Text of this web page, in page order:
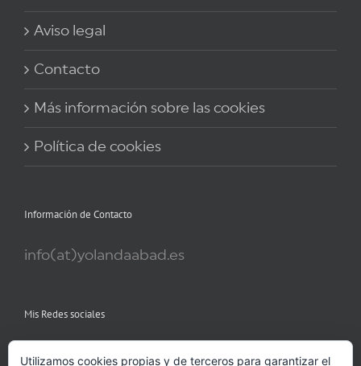
Aviso legal
Contacto
Más información sobre las cookies
Política de cookies
Información de Contacto
info(at)yolandaabad.es
Mis Redes sociales
Utilizamos cookies propias y de terceros para garantizar el